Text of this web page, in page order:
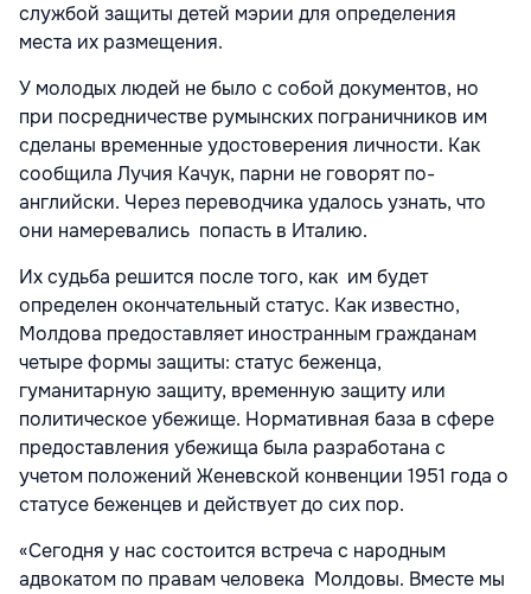
службой защиты детей мэрии для определения
места их размещения.
У молодых людей не было с собой документов, но
при посредничестве румынских пограничников им
сделаны временные удостоверения личности. Как
сообщила Лучия Качук, парни не говорят по-
английски. Через переводчика удалось узнать, что
они намеревались попасть в Италию.
Их судьба решится после того, как им будет
определен окончательный статус. Как известно,
Молдова предоставляет иностранным гражданам
четыре формы защиты: статус беженца,
гуманитарную защиту, временную защиту или
политическое убежище. Нормативная база в сфере
предоставления убежища была разработана с
учетом положений Женевской конвенции 1951 года о
статусе беженцев и действует до сих пор.
«Сегодня у нас состоится встреча с народным
адвокатом по правам человека Молдовы. Вместе мы